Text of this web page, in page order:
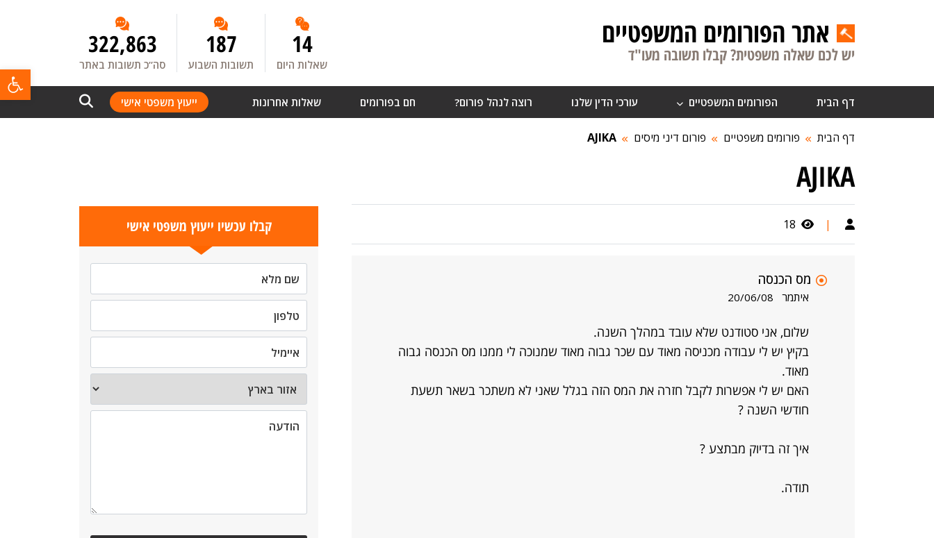
אתר הפורומים המשפטיים
יש לכם שאלה משפטית? קבלו תשובה מעו"ד 14
שאלות היום
187
תשובות השבוע
322,863
סה”כ תשובות באתר
דף הבית הפורומים המשפטיים עורכי הדין שלנו רוצה לנהל פורום? חם בפורומים שאלות אחרונות ייעוץ משפטי אישי
דף הבית פורומים משפטיים פורום דיני מיסים AJIKA
AJIKA
|
18
מס הכנסה
איתמר 20/06/08
שלום, אני סטודנט שלא עובד במהלך השנה.
בקיץ יש לי עבודה מכניסה מאוד עם שכר גבוה מאוד שמנוכה לי ממנו מס הכנסה גבוה
מאוד.
האם יש לי אפשרות לקבל חזרה את המס הזה בגלל שאני לא משתכר בשאר תשעת
חודשי השנה ?
איך זה בדיוק מבתצע ?
תודה.
קבלו עכשיו ייעוץ משפטי אישי